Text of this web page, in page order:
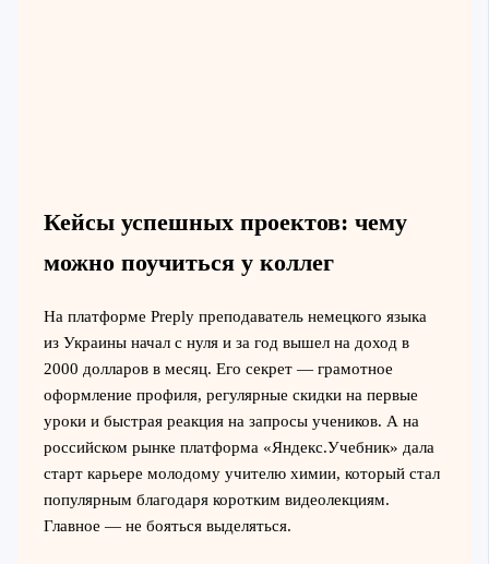
Кейсы успешных проектов: чему
можно поучиться у коллег
На платформе Preply преподаватель немецкого языка
из Украины начал с нуля и за год вышел на доход в
2000 долларов в месяц. Его секрет — грамотное
оформление профиля, регулярные скидки на первые
уроки и быстрая реакция на запросы учеников. А на
российском рынке платформа «Яндекс.Учебник» дала
старт карьере молодому учителю химии, который стал
популярным благодаря коротким видеолекциям.
Главное — не бояться выделяться.